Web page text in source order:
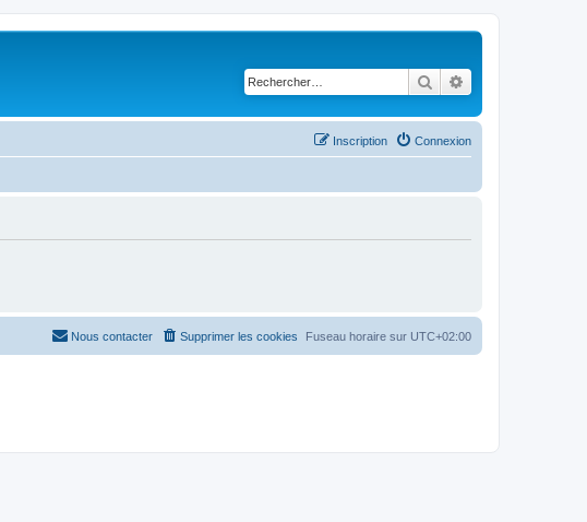
Rechercher
Connexion
Inscription
Fuseau horaire sur UTC+02:00
Supprimer les cookies
Nous contacter